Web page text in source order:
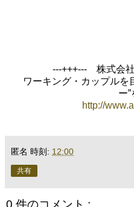
---+++--- 株式会
ワーキング・カップルを
ー”
http://
---
匿名 時刻: 12:00
共有
0 件のコメント :